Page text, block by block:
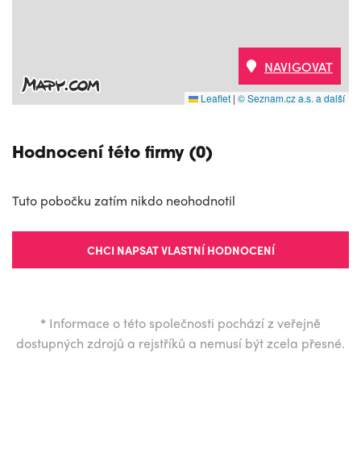
Leaflet | © Seznam.cz a.s. a další
NAVIGOVAT
Hodnocení této firmy (0)
Tuto pobočku zatím nikdo neohodnotil
CHCI NAPSAT VLASTNÍ HODNOCENÍ
* Informace o této společnosti pochází z veřejně
dostupných zdrojů a rejstříků a nemusí být zcela přesné.